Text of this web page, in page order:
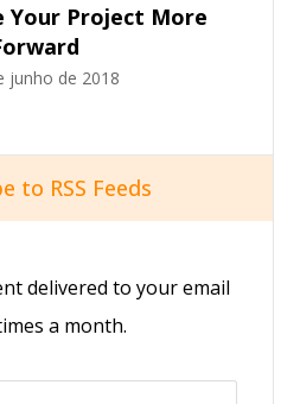
Your Project More
junho de 2018
to RSS Feeds
delivered to your email
a month.